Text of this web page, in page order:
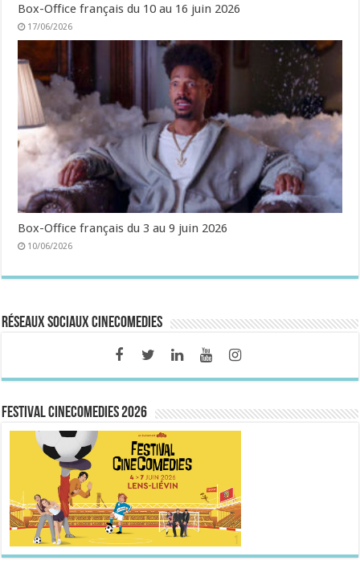
Box-Office français du 10 au 16 juin 2026
17/06/2026
Box-Office français du 3 au 9 juin 2026
10/06/2026
Réseaux sociaux CineComedies
FESTIVAL CINECOMEDIES 2026